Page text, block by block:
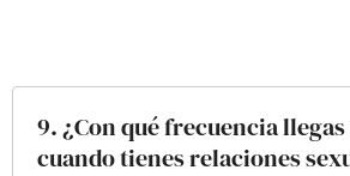
9. ¿Con qué frecuencia
cuando tienes relaciones